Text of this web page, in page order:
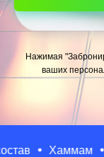
Нажимая
ваших
Хаммам Душ